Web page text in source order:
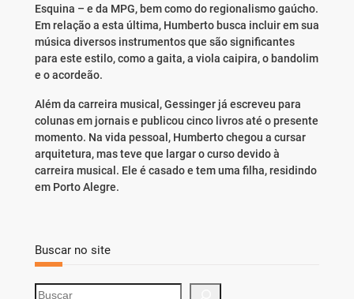
Esquina – e da MPG, bem como do regionalismo gaúcho.
Em relação a esta última, Humberto busca incluir em sua
música diversos instrumentos que são significantes
para este estilo, como a gaita, a viola caipira, o bandolim
e o acordeão.
Além da carreira musical, Gessinger já escreveu para
colunas em jornais e publicou cinco livros até o presente
momento. Na vida pessoal, Humberto chegou a cursar
arquitetura, mas teve que largar o curso devido à
carreira musical. Ele é casado e tem uma filha, residindo
em Porto Alegre.
Buscar no site
S